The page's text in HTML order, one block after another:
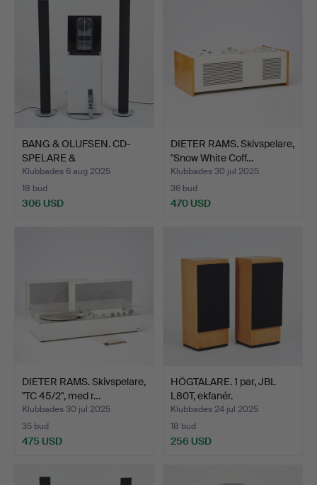
BANG & OLUFSEN. CD-
SPELARE &
GOLVHÖGTALARE…
Klubbades 6 aug 2025
18 bud
306 USD
DIETER RAMS. Skivspelare,
"Snow White Coff…
Klubbades 30 jul 2025
36 bud
470 USD
DIETER RAMS. Skivspelare,
"TC 45/2", med r…
Klubbades 30 jul 2025
35 bud
475 USD
HÖGTALARE. 1 par, JBL
L80T, ekfanér.
Klubbades 24 jul 2025
18 bud
256 USD